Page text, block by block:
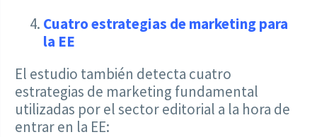
Cuatro estrategias de marketing para
la EE
El estudio también detecta cuatro
estrategias de marketing fundamental
utilizadas por el sector editorial a la hora de
entrar en la EE: